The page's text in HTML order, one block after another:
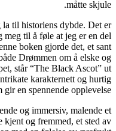
ikke ofte
av noe
intimt. I
som en
bilde